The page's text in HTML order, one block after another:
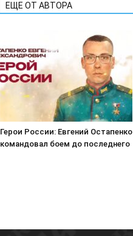
ЕЩЕ ОТ АВТОРА
Герои России: Евгений Остапенко
командовал боем до последнего